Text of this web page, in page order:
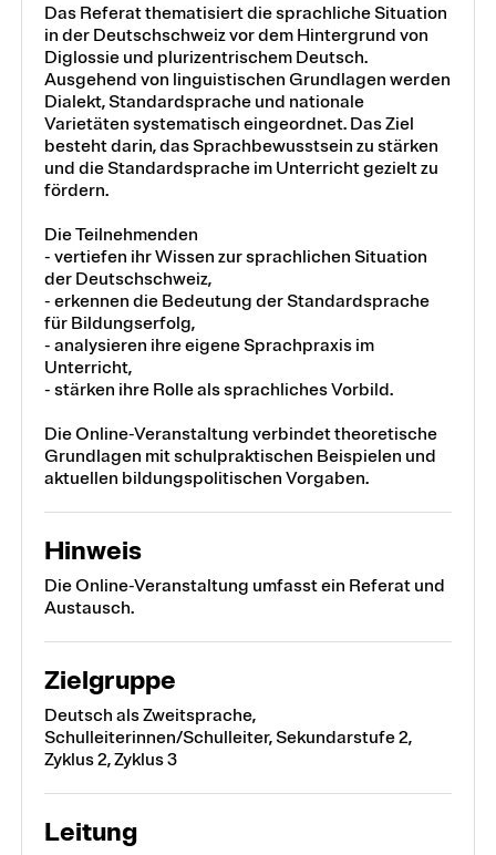
Das Referat thematisiert die sprachliche Situation
in der Deutschschweiz vor dem Hintergrund von
Diglossie und plurizentrischem Deutsch.
Ausgehend von linguistischen Grundlagen werden
Dialekt, Standardsprache und nationale
Varietäten systematisch eingeordnet. Das Ziel
besteht darin, das Sprachbewusstsein zu stärken
und die Standardsprache im Unterricht gezielt zu
fördern.
Die Teilnehmenden
- vertiefen ihr Wissen zur sprachlichen Situation
der Deutschschweiz,
- erkennen die Bedeutung der Standardsprache
für Bildungserfolg,
- analysieren ihre eigene Sprachpraxis im
Unterricht,
- stärken ihre Rolle als sprachliches Vorbild.
Die Online-Veranstaltung verbindet theoretische
Grundlagen mit schulpraktischen Beispielen und
aktuellen bildungspolitischen Vorgaben.
Hinweis
Die Online-Veranstaltung umfasst ein Referat und
Austausch.
Zielgruppe
Deutsch als Zweitsprache,
Schulleiterinnen/Schulleiter, Sekundarstufe 2,
Zyklus 2, Zyklus 3
Leitung